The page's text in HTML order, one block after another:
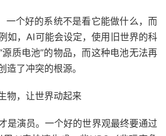
一个好的系统不是看它能做什么，而
如，AI可能会设定，使用旧世界的科
质电池”的物品，而这种电池无法再
造了冲突的根源。
物，让世界动起来
是演员。一个好的世界观最终要通过